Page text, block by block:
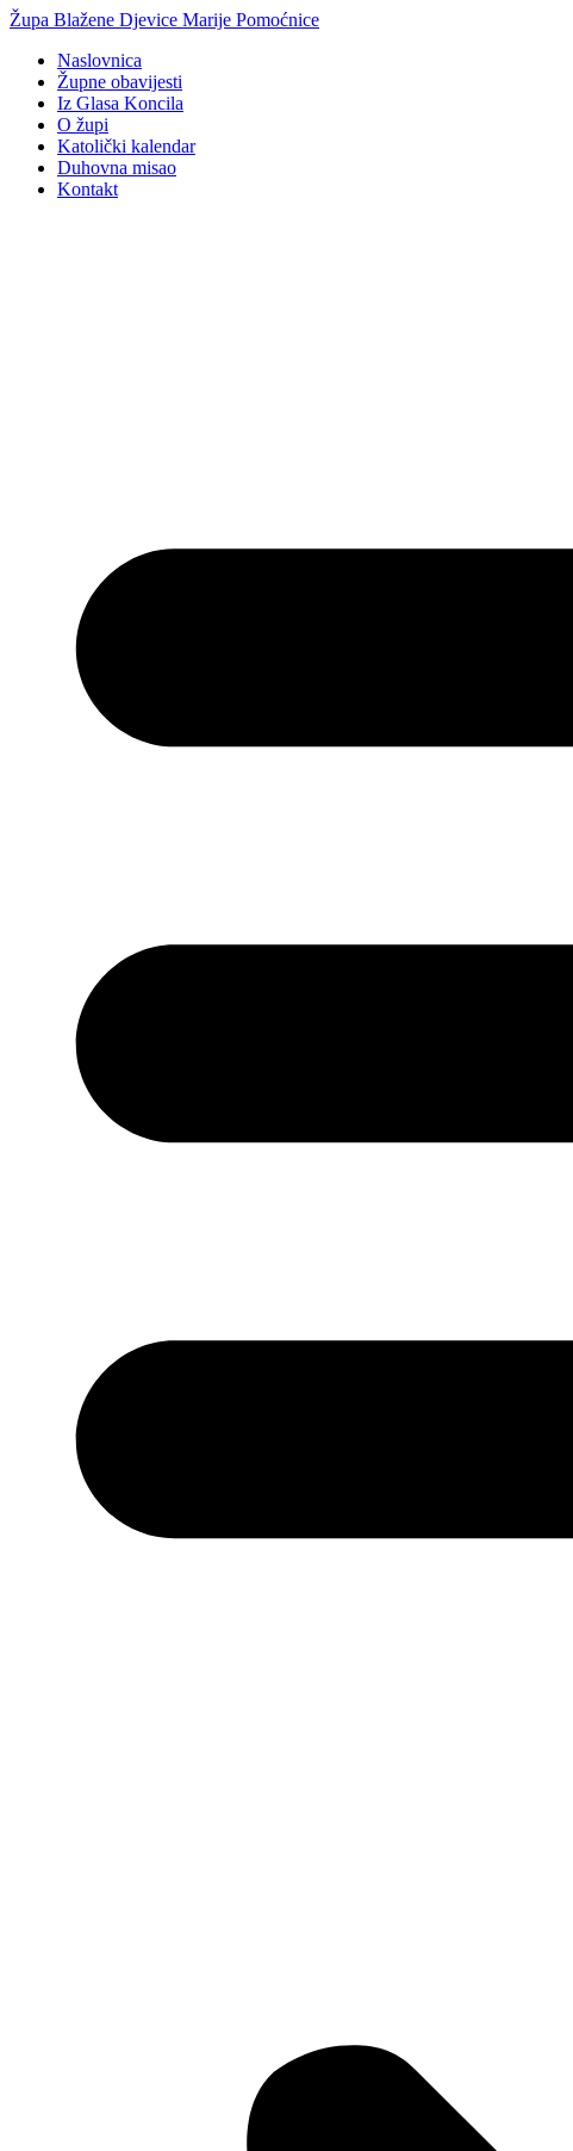
Idi
sadržaj
Župa Blažene Djevice Marije Pomoćnice
Naslovnica
Župne obavijesti
Iz Glasa Koncila
O župi
Katolički kalendar
Duhovna misao
Kontakt